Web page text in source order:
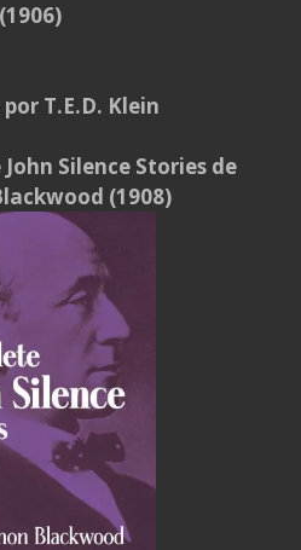
(1906)
T.E.D. Klein
Silence Stories de
(1908)